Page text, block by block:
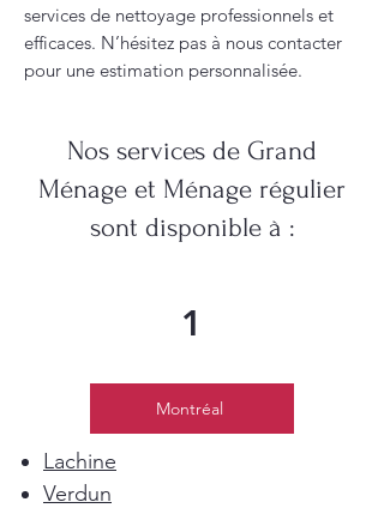
services de nettoyage professionnels et
efficaces. N’hésitez pas à nous contacter
pour une estimation personnalisée.
Nos services de Grand
Ménage et Ménage régulier
sont disponible à :
1
Montréal
Lachine
Verdun